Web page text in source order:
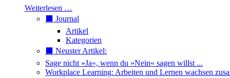
Weiterlesen …
⬛️ Journal
Artikel
Kategorien
⬛️ Neuster Artikel:
Sage nicht »Ja«, wenn du »Nein« sagen willst ...
Workplace Learning: Arbeiten und Lernen wachsen